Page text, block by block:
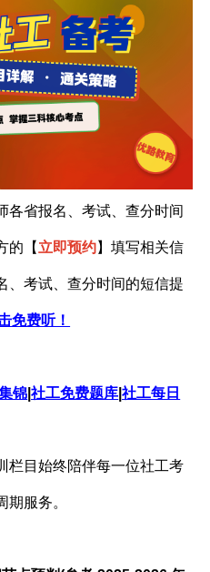
各省报名、考试、查分时间
的 【 立即预约】填写相关信
、考试、查分时间的短信提
免费听！
锦 |社工免费题库 |社工每日
栏目始终陪伴每一位社工考
服务。